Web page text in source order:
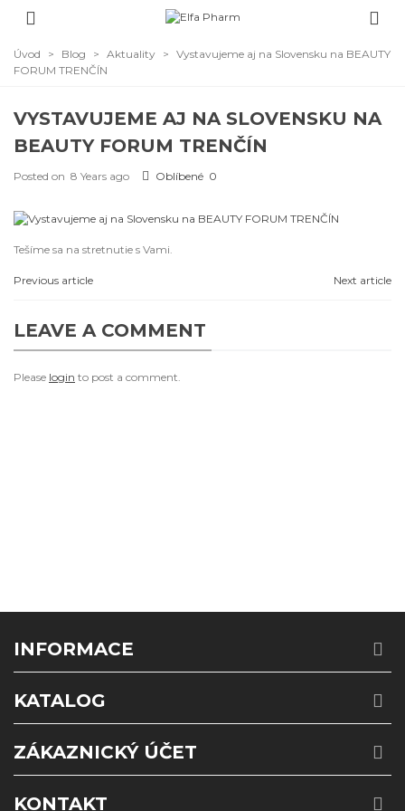
Úvod > Blog > Aktuality > Vystavujeme aj na Slovensku na BEAUTY
FORUM TRENČÍN
VYSTAVUJEME AJ NA SLOVENSKU NA
BEAUTY FORUM TRENČÍN
Posted on 8 Years ago Oblíbené 0
Tešíme sa na stretnutie s Vami.
Previous article Next article
LEAVE A COMMENT
Please login to post a comment.
INFORMACE
KATALOG
ZÁKAZNICKÝ ÚČET
KONTAKT